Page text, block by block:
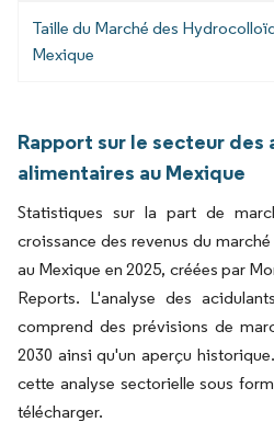
Taille du Marché des
Mexique
Rapport sur le secteur des
alimentaires au Mexique
Statistiques sur la part de
croissance des revenus du
au Mexique en 2025, créées par
Reports. L'analyse des
comprend des prévisions de
2030 ainsi qu'un aperçu
cette analyse sectorielle sous
télécharger.